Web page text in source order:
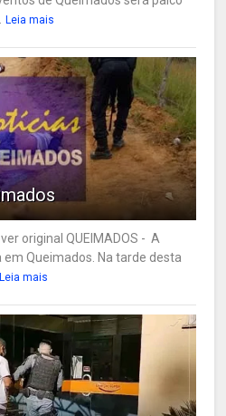
Leia mais
original QUEIMADOS - A
em Queimados. Na tarde desta
Leia mais